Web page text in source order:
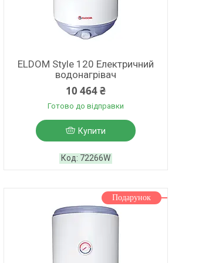
ELDOM Style 120 Електричний
водонагрівач
10 464 ₴
Готово до відправки
Купити
72266W
Подарунок